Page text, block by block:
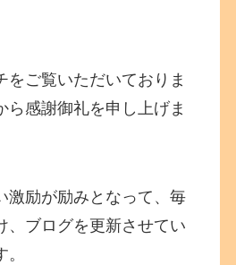
をご覧いただいておりま
ら感謝御礼を申し上げま
激励が励みとなって、毎
、ブログを更新させてい